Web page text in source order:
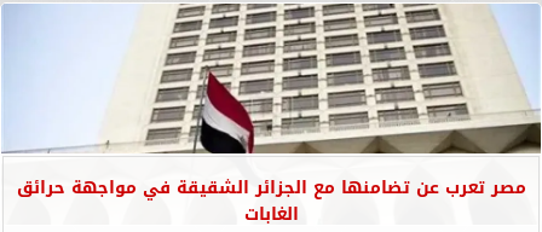
مصر تعرب عن تضامنها مع الجزائر الشقيقة في مواجهة حرائق
الغابات